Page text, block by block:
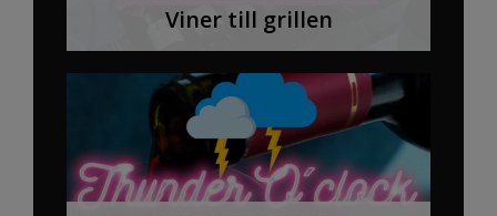
Viner till grillen